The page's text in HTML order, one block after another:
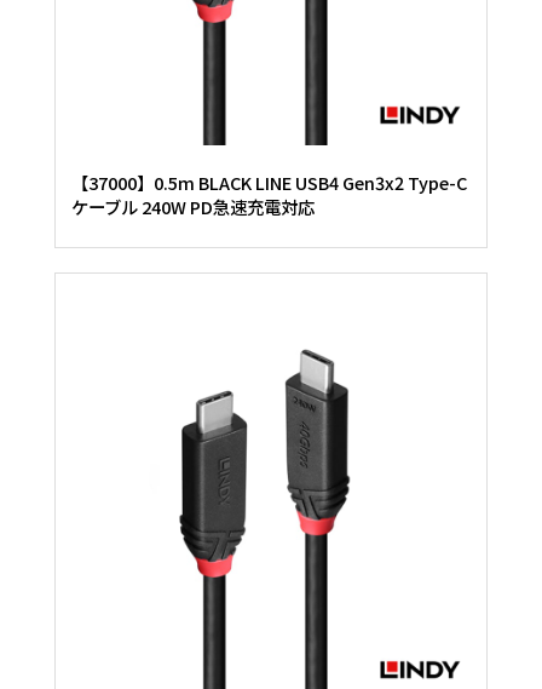
【37000】0.5m BLACK LINE USB4 Gen3x2 Type-C
ケーブル 240W PD急速充電対応